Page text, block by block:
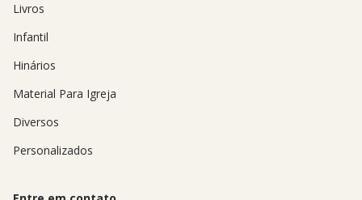
Livros
Infantil
Hinários
Material Para Igreja
Diversos
Personalizados